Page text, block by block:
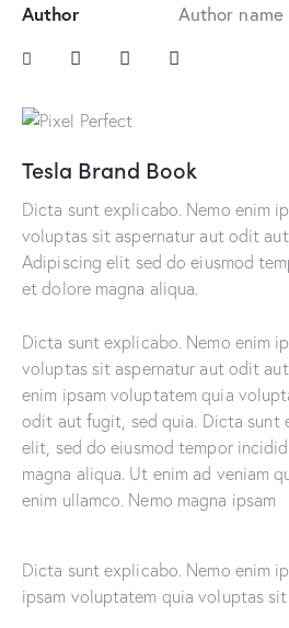
Author
Author name
Tesla Brand Book
Dicta sunt explicabo. Nemo enim
voluptas sit aspernatur aut odit
Adipiscing elit sed do eiusmod
et dolore magna aliqua.
Dicta sunt explicabo. Nemo enim
voluptas sit aspernatur aut odit
enim ipsam voluptatem quia
odit aut fugit, sed quia. Dicta sunt
elit, sed do eiusmod tempor
magna aliqua. Ut enim ad veniam
enim ullamco. Nemo magna ipsam
Dicta sunt explicabo. Nemo enim
ipsam voluptatem quia voluptas